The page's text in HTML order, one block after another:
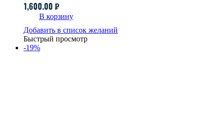
1,600.00 ₽
В корзину
Добавить в список желаний
Быстрый просмотр
-19%